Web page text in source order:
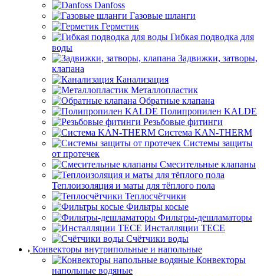
Danfoss
Газовые шланги
Герметик
Гибкая подводка для
воды
Задвижки, затворы,
клапана
Канализация
Металлопластик
Обратные клапана
Полипропилен KALDE
Резьбовые фитинги
Система KAN-THERM
Системы защиты
от протечек
Смесительные клапаны
Теплоизоляция и маты для тёплого пола
Теплосчётчики
Фильтры косые
Фильтры-дешламаторы
Инсталляции TECE
Счётчики воды
Конвекторы внутрипольные и напольные
Конвекторы
напольные водяные